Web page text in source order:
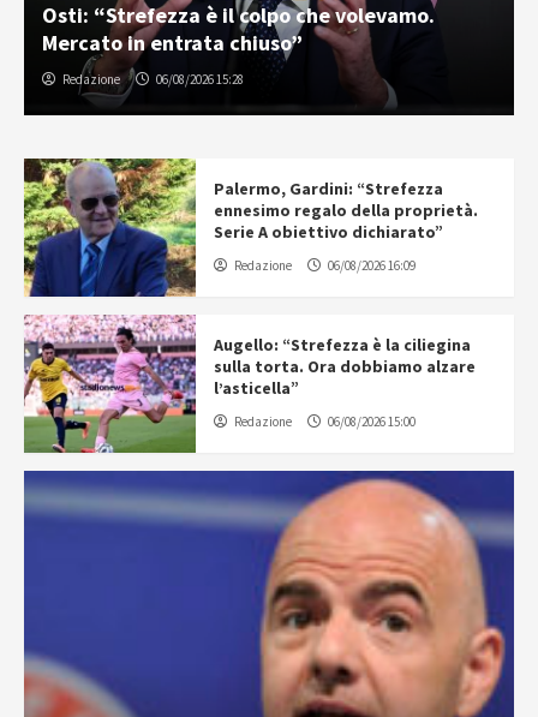
Osti: “Strefezza è il colpo che volevamo.
Mercato in entrata chiuso”
Redazione 06/08/2026 15:28
Palermo, Gardini: “Strefezza
ennesimo regalo della proprietà.
Serie A obiettivo dichiarato”
Redazione 06/08/2026 16:09
Augello: “Strefezza è la ciliegina
sulla torta. Ora dobbiamo alzare
l’asticella”
Redazione 06/08/2026 15:00